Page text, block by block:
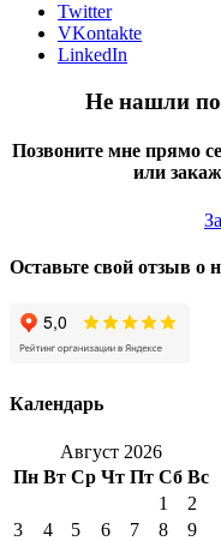
Twitter
VKontakte
LinkedIn
Не нашли
Позвоните мне прямо
или
Оставьте свой отзыв о
Календарь
Август 2026
Пн Вт Ср Чт Пт Сб Вс
1
2
3
4 5 6 7 8
9